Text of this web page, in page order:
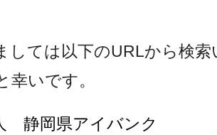
しては以下のURLから検索
幸いです。
静岡県アイバンク